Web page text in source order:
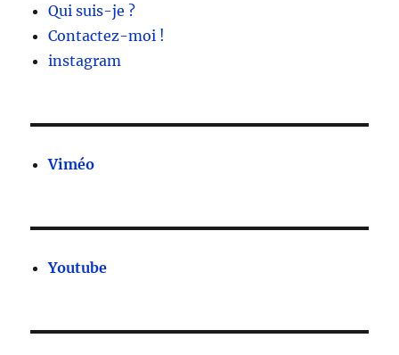
Qui suis-je ?
Contactez-moi !
instagram
Viméo
Youtube